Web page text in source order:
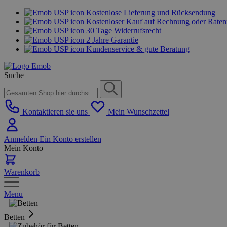
Kostenlose Lieferung und Rücksendung
Kostenloser Kauf auf Rechnung oder
30 Tage Widerrufsrecht
2 Jahre Garantie
Kundenservice & gute Beratung
Suche
Kontaktieren sie uns Mein Wunschzettel
Anmelden Ein Konto erstellen
Mein Konto
Warenkorb
Menu
Betten